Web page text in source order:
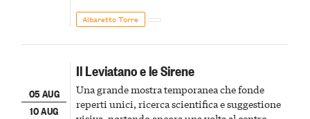
Albaretto Torre
05 AUG
10 AUG
Il Leviatano e le Sirene
Una grande mostra temporanea che fonde
reperti unici, ricerca scientifica e suggestione